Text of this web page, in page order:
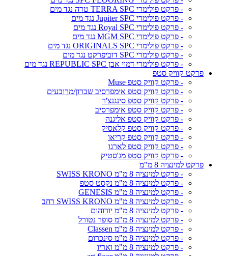
- פרקט פולימרי TERRA SPC טרה נגד מים
- פרקט פולימרי Jupiter SPC נגד מים
- פרקט פולימרי Royal SPC נגד מים
- פרקט פולימרי MGM SPC נגד מים
- פרקט פולימרי ORIGINALS SPC נגד מים
- פרקט פולימרי SPC דוביפרקט נגד מים
- פרקט פולימרי דמוי אבן REPUBLIC SPC נגד מים
פרקט קוויק סטפ
- פרקט קוויק סטפ Muse
- פרקט קוויק סטפ אימפרסיב שברון/מרובעים
- פרקט קוויק סטפ סינגנצ'ר
- פרקט קוויק סטפ אימפרסיב
- פרקט קוויק סטפ אליגנה
- פרקט קוויק סטפ קלאסיק
- פרקט קוויק סטפ קריאו
- פרקט קוויק סטפ לארגו
- פרקט קוויק סטפ מג'סטיק
פרקט למינציה 8 מ"מ
- פרקט למינציה 8 מ"מ SWISS KRONO
- פרקט למינציה 8 מ"מ נקסט סטפ
- פרקט למינציה 8 מ"מ GENESIS
- פרקט למינציה 8 מ"מ SWISS KRONO רחב
- פרקט למינציה 8 מ"מ יורוהום
- פרקט למינציה 8 מ"מ סופר נטורל
- פרקט למינציה 8 מ"מ Classen
- פרקט למינציה 8 מ"מ סינכרום
- פרקט למינציה 8 מ"מ ואריו